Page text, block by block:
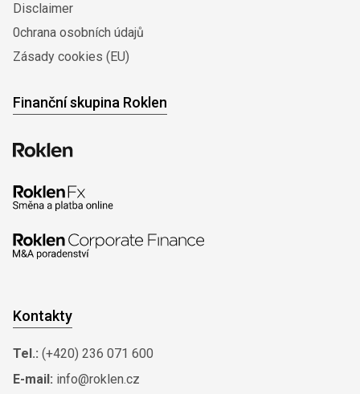
Disclaimer
0chrana osobních údajů
Zásady cookies (EU)
Finanční skupina Roklen
Kontakty
Tel.: (+420) 236 071 600
E-mail: info@roklen.cz